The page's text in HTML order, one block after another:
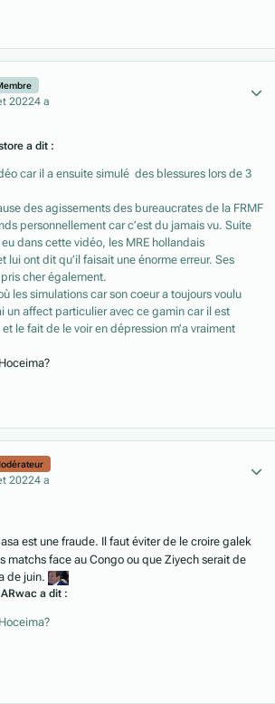
20224 a
a dit :
car il a ensuite simulé des blessures lors de 3
des agissements des bureaucrates de la FRMF
personnellement car c’est du jamais vu. Suite
dans cette vidéo, les MRE hollandais
lui ont dit qu’il faisait une énorme erreur. Ses
cher également.
les simulations car son coeur a toujours voulu
un affect particulier avec ce gamin car il est
le fait de le voir en dépression m’a vraiment
20224 a
est une fraude. Il faut éviter de le croire galek
matchs face au Congo ou que Ziyech serait de
de juin.
a dit :